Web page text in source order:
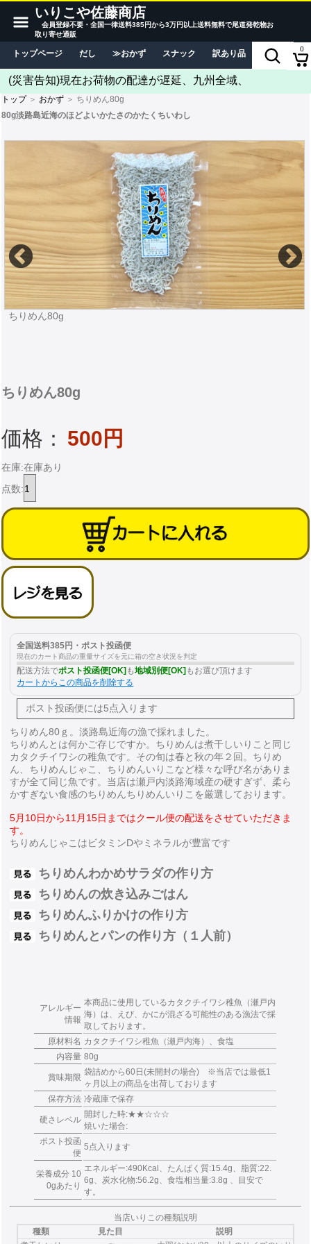
いりこや佐藤商店
会員登録不要・全国一律送料385円から3万円以上送料無料で尾道発乾物お
取り寄せ通販
トップページ だし おかず スナック 訳あり品 当店につい
0
(災害告知)現在お荷物の配達が遅延、九州全域、
トップ＞ おかず ＞ ちりめん80g
80g淡路島近海のほどよいかたさのかたくちいわし
ちりめん80g
価格： 500円
在庫:在庫あり
点数:
全国送料385円・ポスト投函便
現在のカート商品の重量サイズを元に箱の空き状況を判定
配送方法でポスト投函便[OK] も地域別便[OK] もお選び頂けます
カートからこの商品を削除する
ポスト投函便には5点入ります
ちりめん80ｇ。淡路島近海の漁で採れました。
ちりめんとは何かご存じですか。ちりめんは煮干しいりこと同じ
カタクチイワシの稚魚です。その旬は春と秋の年２回。ちりめ
ん、ちりめんじゃこ、ちりめんいりこなど様々な呼び名がありま
すが全て同じ魚です。当店は瀬戸内淡路海域産の硬すぎず、柔ら
かすぎない食感のちりめんちりめんいりこを厳選しております。
5月10日から11月15日まではクール便の配送をさせていただきま
す。
ちりめんじゃこはビタミンDやミネラルが豊富です
ちりめんわかめサラダの作り方
ちりめんの炊き込みごはん
ちりめんふりかけの作り方
ちりめんとパンの作り方（１人前）
ちりめん80g
アレルギー
情報
本商品に使用しているカタクチイワシ稚魚（瀬戸内
海）は、えび、かにが混ざる可能性のある漁法で採
取しております。
原材料名 カタクチイワシ稚魚（瀬戸内海）、食塩
内容量 80g
賞味期限
袋詰めから60日(未開封の場合) ※当店では最低1
ヶ月以上の商品を出荷しております
保存方法 冷蔵庫で保存
硬さレベル
開封した時:★★☆☆☆
焼いた場合:
ポスト投函
便
5点入ります
栄養成分 10
0gあたり
エネルギー:490Kcal、たんぱく質:15.4g、脂質:22.
6g、炭水化物:56.2g、食塩相当量:3.8g 、目安で
す。
当店いりこの種類説明
種類
見た目
説明